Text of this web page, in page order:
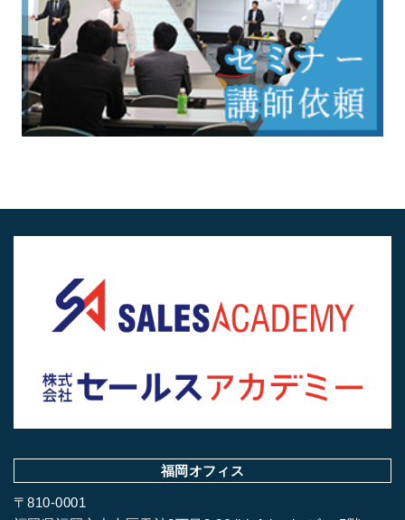
福岡オフィス
〒810-0001